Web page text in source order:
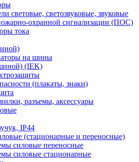
световые, светозвуковые, звуковые
охранной сигнализации (ПОС)
тока
на шины
(IEK)
(плакаты, знаки)
разъемы, аксессуары
IP44
(стационарные и переносные)
силовые переносные
силовые стационарные